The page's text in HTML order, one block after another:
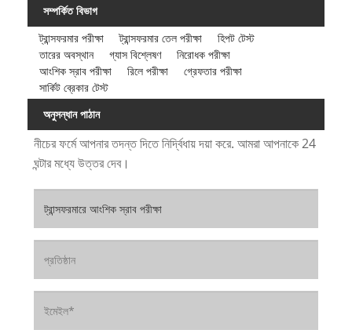
সম্পর্কিত বিভাগ
ট্রান্সফরমার পরীক্ষা
ট্রান্সফরমার তেল পরীক্ষা
হিপট টেস্ট
তারের অবস্থান
গ্যাস বিশ্লেষণ
নিরোধক পরীক্ষা
আংশিক স্রাব পরীক্ষা
রিলে পরীক্ষা
গ্রেফতার পরীক্ষা
সার্কিট ব্রেকার টেস্ট
অনুসন্ধান পাঠান
নীচের ফর্মে আপনার তদন্ত দিতে নির্দ্বিধায় দয়া করে. আমরা আপনাকে 24
ঘন্টার মধ্যে উত্তর দেব।